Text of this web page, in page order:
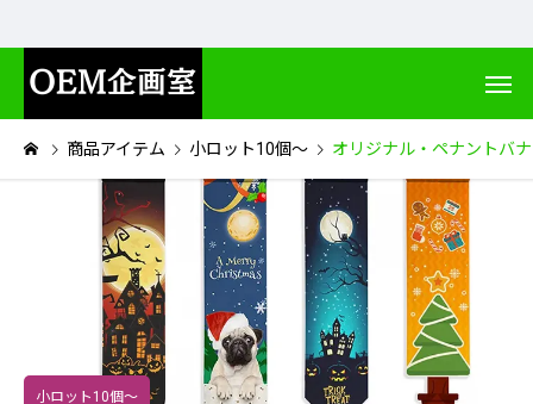
商品アイテム 小ロット10個～ オリジナル・ペナントバ
小ロット10個～